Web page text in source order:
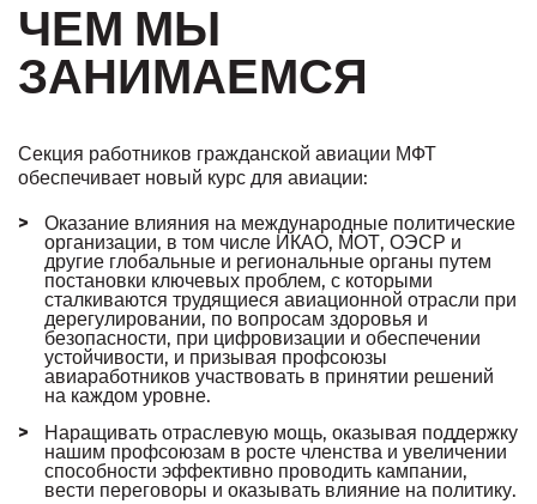
ЧЕМ МЫ
ЗАНИМАЕМСЯ
Секция работников гражданской авиации МФТ
обеспечивает новый курс для авиации:
Оказание влияния на международные политические
организации, в том числе ИКАО, МОТ, ОЭСР и
другие глобальные и региональные органы путем
постановки ключевых проблем, с которыми
сталкиваются трудящиеся авиационной отрасли при
дерегулировании, по вопросам здоровья и
безопасности, при цифровизации и обеспечении
устойчивости, и призывая профсоюзы
авиаработников участвовать в принятии решений
на каждом уровне.
Наращивать отраслевую мощь, оказывая поддержку
нашим профсоюзам в росте членства и увеличении
способности эффективно проводить кампании,
вести переговоры и оказывать влияние на политику.